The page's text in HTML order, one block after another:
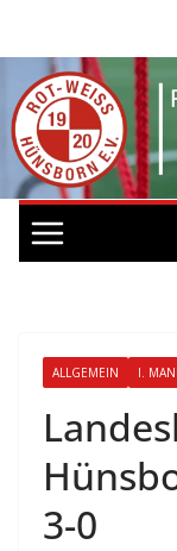
springen
ALLGEMEIN I.
3-0